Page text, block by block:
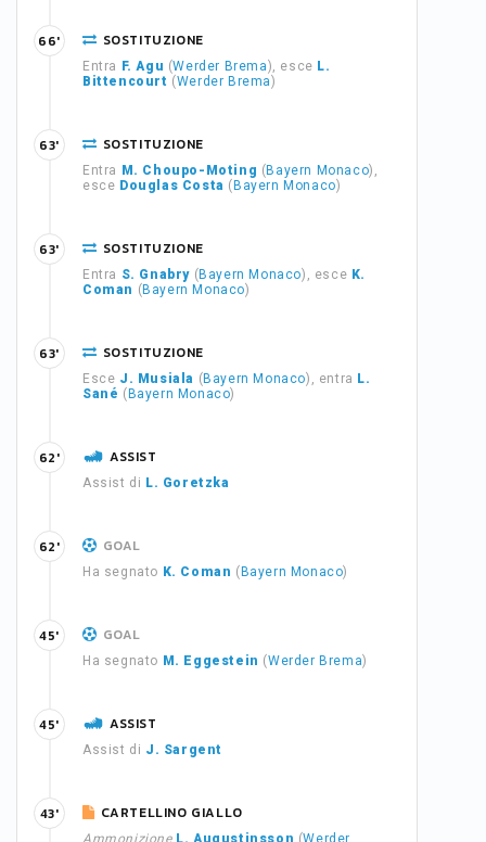
SOSTITUZIONE
Entra F. Agu (Werder Brema), esce L.
Bittencourt (Werder Brema)
66'
SOSTITUZIONE
Entra M. Choupo-Moting ( Bayern Monaco),
esce Douglas Costa ( Bayern Monaco)
63'
SOSTITUZIONE
Entra S. Gnabry ( Bayern Monaco), esce K.
Coman ( Bayern Monaco)
63'
SOSTITUZIONE
Esce J. Musiala ( Bayern Monaco), entra L.
Sané ( Bayern Monaco)
63'
ASSIST
Assist di L. Goretzka
62'
GOAL
Ha segnato K. Coman ( Bayern Monaco)
62'
GOAL
Ha segnato M. Eggestein (Werder Brema)
45'
ASSIST
Assist di J. Sargent
45'
CARTELLINO GIALLO
Ammonizione L. Augustinsson (Werder
43'